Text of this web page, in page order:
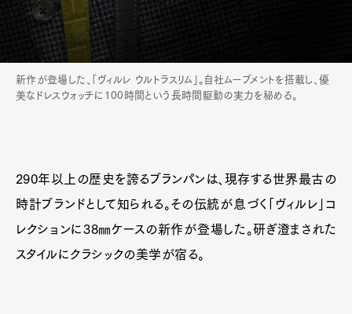
新作が登場した、「ヴィルレ ウルトラスリム」。自社ムーブメントを搭載し、優
美なドレスウォッチに100時間という長時間駆動の実力を秘める。
290年以上の歴史を誇るブランパンは、現存する世界最古の
時計ブランドとして知られる。その伝統が息づく「ヴィルレ」コ
レクションに38㎜ケースの新作が登場した。研ぎ澄まされた
スタイルにクラシックの美学が宿る。